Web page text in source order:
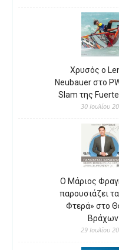
Χρυσός ο
Neubauer στο
Slam της
30 Ιουλίου
Ο Μάριος
παρουσιάζει
Φτερά» στο
Βράχων
29 Ιουλίου